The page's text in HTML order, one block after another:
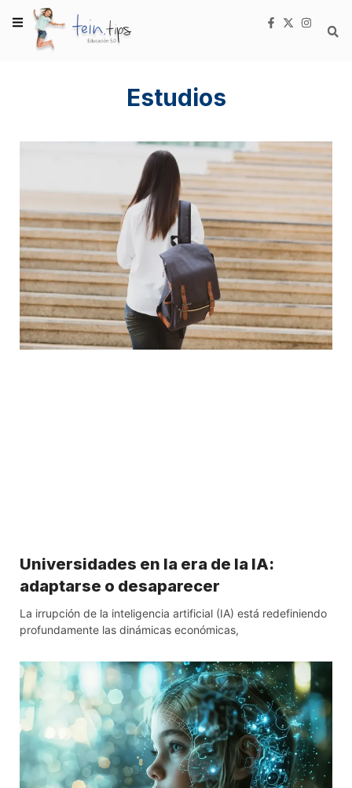
Estudios
Universidades en la era de la IA:
adaptarse o desaparecer
La irrupción de la inteligencia artificial (IA) está redefiniendo
profundamente las dinámicas económicas,